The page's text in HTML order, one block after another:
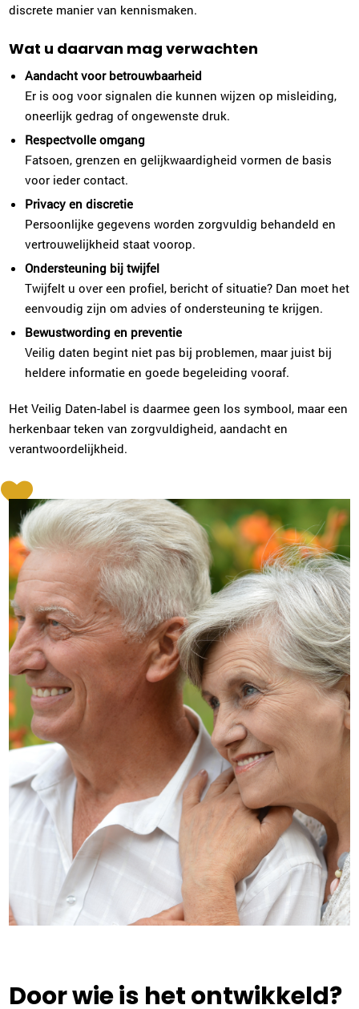
discrete manier van kennismaken.
Wat u daarvan mag verwachten
Aandacht voor betrouwbaarheid
Er is oog voor signalen die kunnen wijzen op misleiding,
oneerlijk gedrag of ongewenste druk.
Respectvolle omgang
Fatsoen, grenzen en gelijkwaardigheid vormen de basis
voor ieder contact.
Privacy en discretie
Persoonlijke gegevens worden zorgvuldig behandeld en
vertrouwelijkheid staat voorop.
Ondersteuning bij twijfel
Twijfelt u over een profiel, bericht of situatie? Dan moet het
eenvoudig zijn om advies of ondersteuning te krijgen.
Bewustwording en preventie
Veilig daten begint niet pas bij problemen, maar juist bij
heldere informatie en goede begeleiding vooraf.
Het Veilig Daten-label is daarmee geen los symbool, maar een
herkenbaar teken van zorgvuldigheid, aandacht en
verantwoordelijkheid.
Door wie is het ontwikkeld?